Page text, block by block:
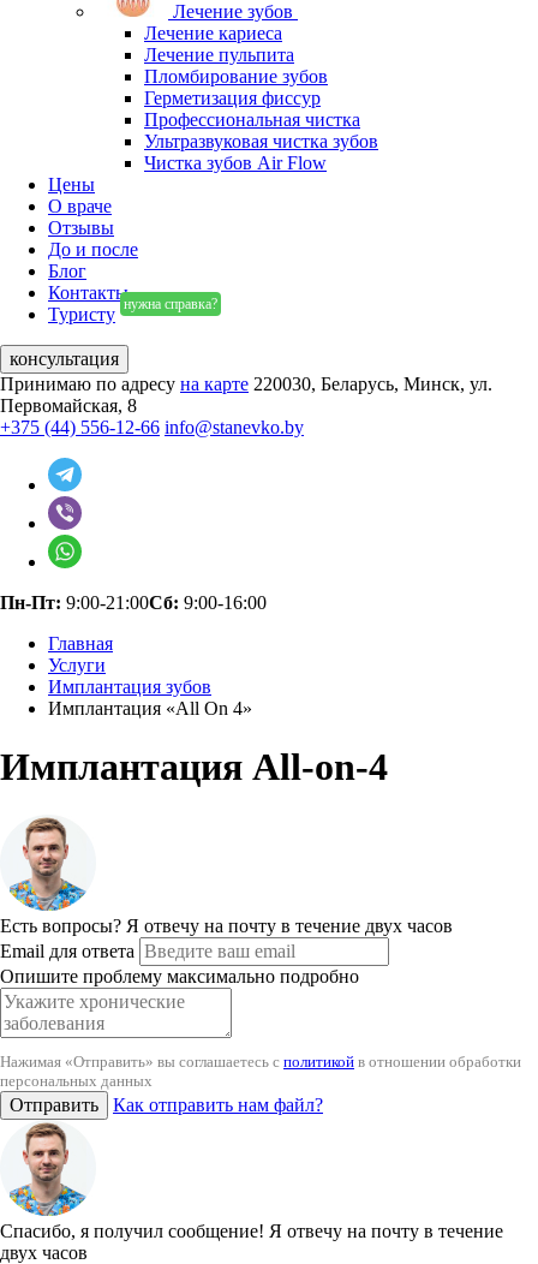
Лечение зубов
Лечение кариеса
Лечение пульпита
Пломбирование зубов
Герметизация фиссур
Профессиональная чистка
Ультразвуковая чистка зубов
Чистка зубов Air Flow
Цены
О враче
Отзывы
До и после
Блог
Контакты
Туристу нужна справка?
консультация
Принимаю по адресу на карте 220030, Беларусь, Минск, ул.
Первомайская, 8
+375 (44) 556-12-66 info@stanevko.by
Пн-Пт: 9:00-21:00Сб: 9:00-16:00
Главная
Услуги
Имплантация зубов
Имплантация «All On 4»
Имплантация All-on-4
Есть вопросы? Я отвечу на почту в течение двух часов
Email для ответа
Опишите проблему максимально подробно
Нажимая «Отправить» вы соглашаетесь с политикой в отношении обработки
персональных данных
Отправить Как отправить нам файл?
Спасибо, я получил сообщение! Я отвечу на почту в течение
двух часов